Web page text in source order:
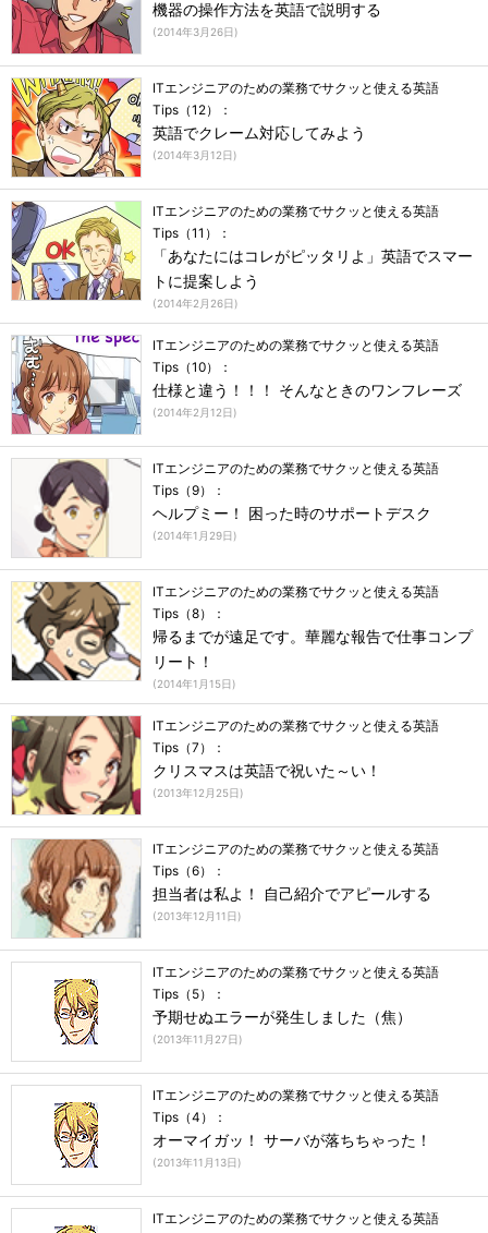
機器の操作方法を英語で説明する
(2014年3月26日)
ITエンジニアのための業務でサクッと使える英語
Tips（12）：
英語でクレーム対応してみよう
(2014年3月12日)
ITエンジニアのための業務でサクッと使える英語
Tips（11）：
「あなたにはコレがピッタリよ」英語でスマー
トに提案しよう
(2014年2月26日)
ITエンジニアのための業務でサクッと使える英語
Tips（10）：
仕様と違う！！！ そんなときのワンフレーズ
(2014年2月12日)
ITエンジニアのための業務でサクッと使える英語
Tips（9）：
ヘルプミー！ 困った時のサポートデスク
(2014年1月29日)
ITエンジニアのための業務でサクッと使える英語
Tips（8）：
帰るまでが遠足です。華麗な報告で仕事コンプ
リート！
(2014年1月15日)
ITエンジニアのための業務でサクッと使える英語
Tips（7）：
クリスマスは英語で祝いた～い！
(2013年12月25日)
ITエンジニアのための業務でサクッと使える英語
Tips（6）：
担当者は私よ！ 自己紹介でアピールする
(2013年12月11日)
ITエンジニアのための業務でサクッと使える英語
Tips（5）：
予期せぬエラーが発生しました（焦）
(2013年11月27日)
ITエンジニアのための業務でサクッと使える英語
Tips（4）：
オーマイガッ！ サーバが落ちちゃった！
(2013年11月13日)
ITエンジニアのための業務でサクッと使える英語